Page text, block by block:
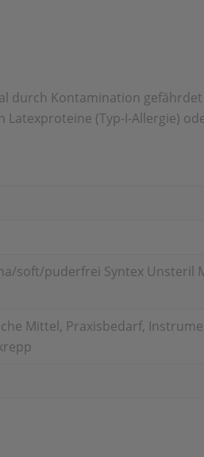
durch Kontamination
(Typ-I-Allergie)
soft/puderfrei Syntex Unsteril
Mittel, Praxisbedarf,